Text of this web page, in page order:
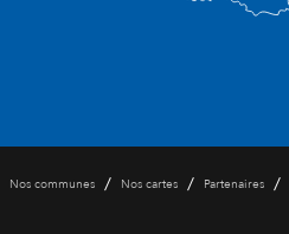
Nos communes / Nos cartes / Partenaires /